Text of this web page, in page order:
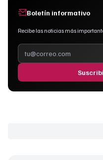
Boletín informativo
Recibe las noticias más